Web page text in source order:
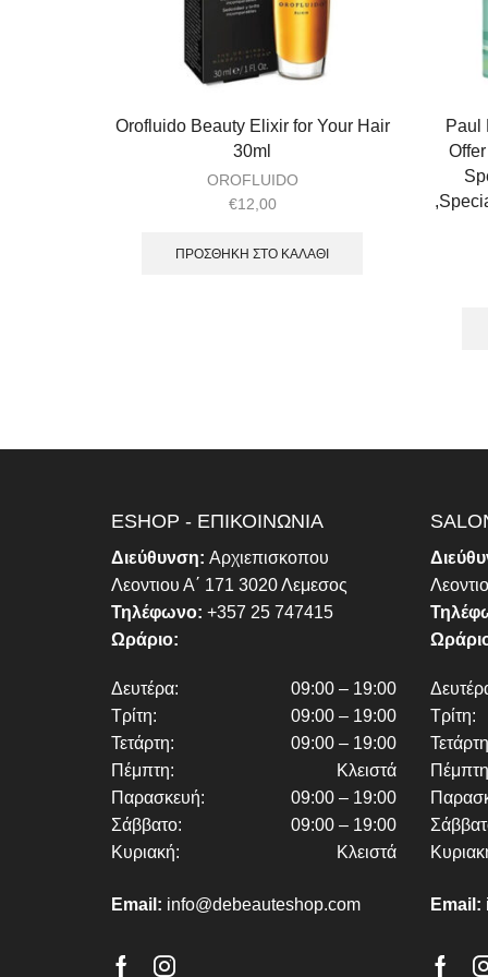
Orofluido Beauty Elixir for Your Hair
30ml
OROFLUIDO
€12,00
ΠΡΟΣΘΉΚΗ ΣΤΟ ΚΑΛΆΘΙ
Paul
ESHOP - ΕΠΙΚΟΙΝΩΝΙΑ
Διεύθυνση: Αρχιεπισκοπου
Λεοντιου Α΄ 171 3020 Λεμεσος
Τηλέφωνο: +357 25 747415
Ωράριο:
Δευτέρα:
09:00 – 19:00
Τρίτη:
09:00 – 19:00
Τετάρτη:
09:00 – 19:00
Πέμπτη:
Κλειστά
Παρασκευή:
09:00 – 19:00
Σάββατο:
09:00 – 19:00
Κυριακή:
Κλειστά
Email: info@debeauteshop.com
Τρίτη:
Email: